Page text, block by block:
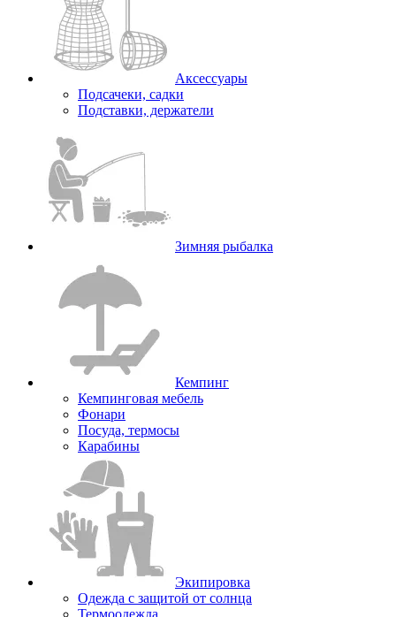
Аксессуары
Подсачеки, садки
Подставки, держатели
Зимняя рыбалка
Кемпинг
Кемпинговая мебель
Фонари
Посуда, термосы
Карабины
Экипировка
Одежда с защитой от солнца
Термоодежда